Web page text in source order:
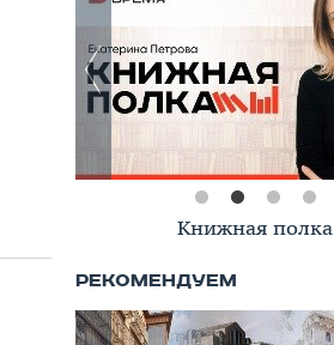
Книжная полка